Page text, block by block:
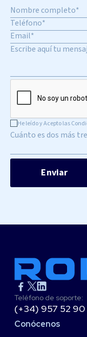
He leído y Acepto las
Cuánto es dos más
Teléfono de soporte:
(+34) 957 52
Conócenos